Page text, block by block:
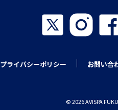
プライバシーポリシー お問い合
© 2026 AVISPA